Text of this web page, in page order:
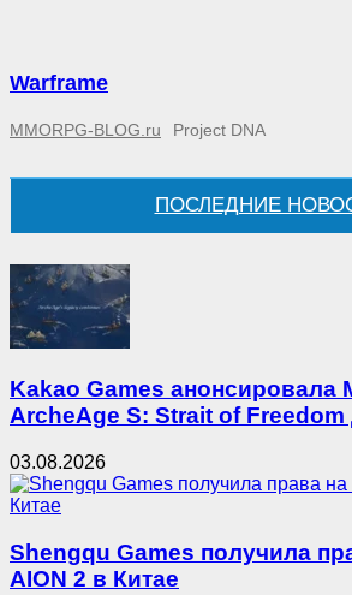
Warframe
MMORPG-BLOG.ru Project DNA
ПОСЛЕДНИЕ
Kakao Games анонсировала
ArcheAge S: Strait of Freedom
03.08.2026
Shengqu Games получила
AION 2 в Китае